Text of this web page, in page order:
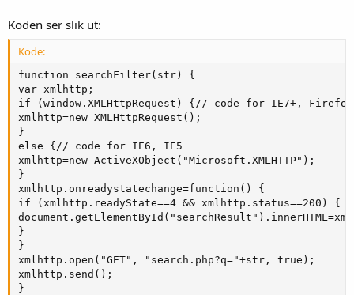
Koden ser slik ut:
Kode:
function searchFilter(str) {
var xmlhttp;
if (window.XMLHttpRequest) {// code for IE7+,
xmlhttp=new XMLHttpRequest();
}
else {// code for IE6, IE5
xmlhttp=new ActiveXObject("Microsoft.XMLHTTP");
}
xmlhttp.onreadystatechange=function() {
if (xmlhttp.readyState==4 && xmlhttp.status==200) {
}
}
xmlhttp.open("GET", "search.php?q="+str, true);
xmlhttp.send();
}